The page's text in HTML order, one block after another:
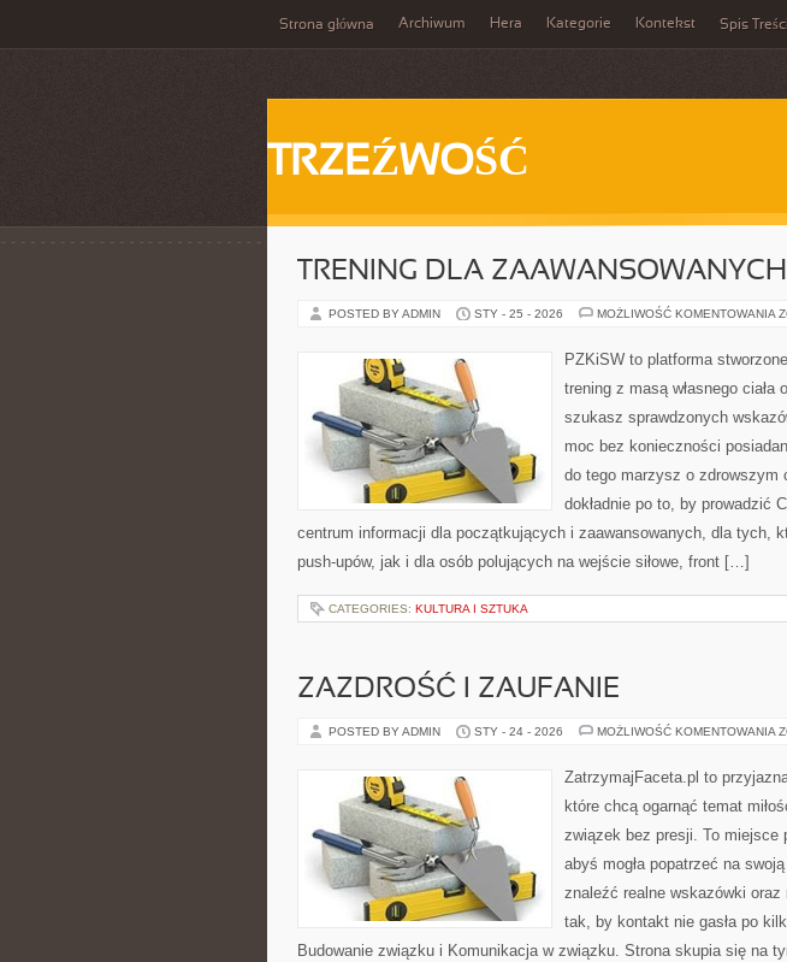
Strona główna Archiwum Hera Kategorie Kontekst Spis Treści
TRZEŹWOŚĆ
TRENING DLA ZAAWANSOWANYCH
POSTED BY ADMIN STY - 25 - 2026 MOŻLIWOŚĆ KOMENTOWANIA
PZKiSW to platforma
trening z masą własnego ciała
szukasz sprawdzonych
moc bez konieczności
do tego marzysz o zdrowszym
dokładnie po to, by prowadzić
centrum informacji dla początkujących i zaawansowanych, dla tych,
push-upów, jak i dla osób polujących na wejście siłowe, front […]
CATEGORIES: KULTURA I SZTUKA
ZAZDROŚĆ I ZAUFANIE
POSTED BY ADMIN STY - 24 - 2026 MOŻLIWOŚĆ KOMENTOWANIA
ZatrzymajFaceta.pl to
które chcą ogarnąć temat
związek bez presji. To miejsce
abyś mogła popatrzeć na
znaleźć realne wskazówki
tak, by kontakt nie gasła po
Budowanie związku i Komunikacja w związku. Strona skupia się na